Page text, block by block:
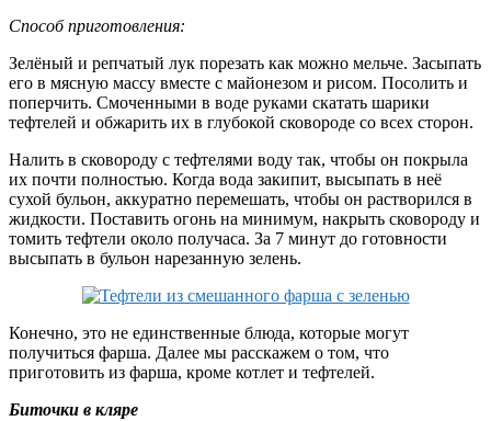
Способ приготовления:
Зелёный и репчатый лук порезать как можно мельче. Засыпать
его в мясную массу вместе с майонезом и рисом. Посолить и
поперчить. Смоченными в воде руками скатать шарики
тефтелей и обжарить их в глубокой сковороде со всех сторон.
Налить в сковороду с тефтелями воду так, чтобы он покрыла
их почти полностью. Когда вода закипит, высыпать в неё
сухой бульон, аккуратно перемешать, чтобы он растворился в
жидкости. Поставить огонь на минимум, накрыть сковороду и
томить тефтели около получаса. За 7 минут до готовности
высыпать в бульон нарезанную зелень.
Конечно, это не единственные блюда, которые могут
получиться фарша. Далее мы расскажем о том, что
приготовить из фарша, кроме котлет и тефтелей.
Биточки в кляре